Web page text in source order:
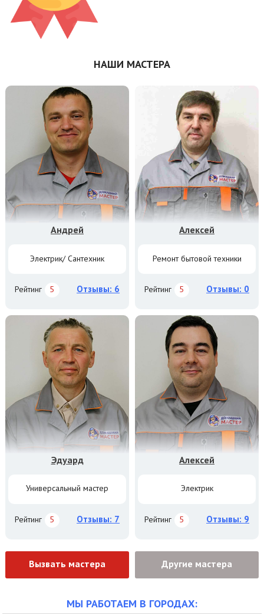
НАШИ МАСТЕРА
Андрей
Электрик/ Сантехник
Рейтинг 5 Отзывы: 6
Алексей
Ремонт бытовой техники
Рейтинг 5 Отзывы: 0
Эдуард
Универсальный мастер
Рейтинг 5 Отзывы: 7
Алексей
Электрик
Рейтинг 5 Отзывы: 9
Вызвать мастера Другие мастера
МЫ РАБОТАЕМ В ГОРОДАХ: